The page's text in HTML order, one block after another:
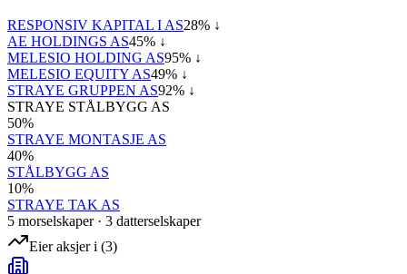
RESPONSIV KAPITAL I AS28% ↓
AE HOLDINGS AS45% ↓
MELESIO HOLDING AS95% ↓
MELESIO EQUITY AS49% ↓
STRAYE GRUPPEN AS92% ↓
STRAYE STÅLBYGG AS
50%
STRAYE MONTASJE AS
40%
STÅLBYGG AS
10%
STRAYE TAK AS
5 morselskaper· 3 datterselskaper
Eier aksjer i (3)